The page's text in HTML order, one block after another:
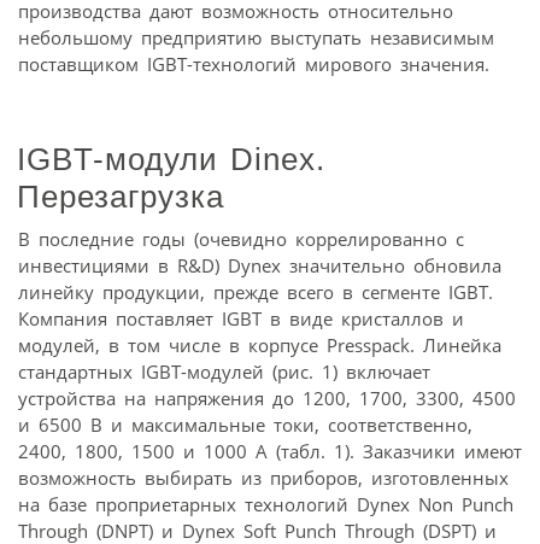
производства дают возможность относительно
небольшому предприятию выступать независимым
поставщиком IGBT-технологий мирового значения.
IGBT-модули Dinex.
Перезагрузка
В последние годы (очевидно коррелированно с
инвестициями в R&D) Dynex значительно обновила
линейку продукции, прежде всего в сегменте IGBT.
Компания поставляет IGBT в виде кристаллов и
модулей, в том числе в корпусе Presspack. Линейка
стандартных IGBT-модулей (рис. 1) включает
устройства на напряжения до 1200, 1700, 3300, 4500
и 6500 В и максимальные токи, соответственно,
2400, 1800, 1500 и 1000 А (табл. 1). Заказчики имеют
возможность выбирать из приборов, изготовленных
на базе проприетарных технологий Dynex Non Punch
Through (DNPT) и Dynex Soft Punch Through (DSPT) и